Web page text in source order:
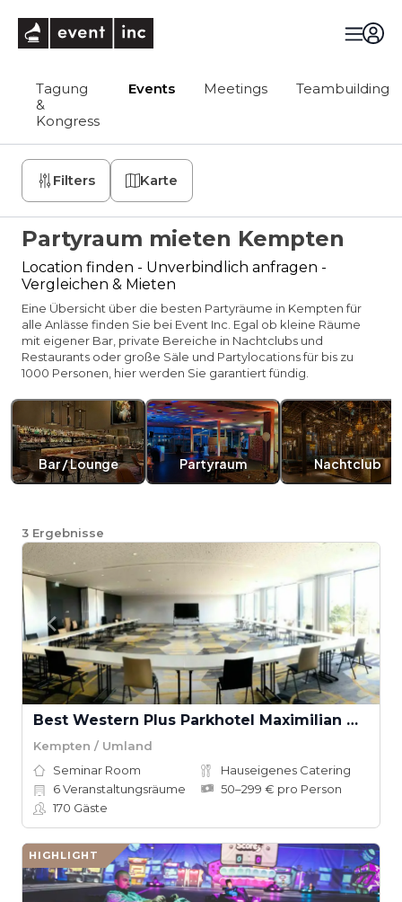
Tagung
&
Kongress
Events Meetings Teambuilding
Filters Karte
Partyraum mieten Kempten
Location finden - Unverbindlich anfragen -
Vergleichen & Mieten
Eine Übersicht über die besten Partyräume in Kempten für
alle Anlässe finden Sie bei Event Inc. Egal ob kleine Räume
mit eigener Bar, private Bereiche in Nachtclubs und
Restaurants oder große Säle und Partylocations für bis zu
1000 Personen, hier werden Sie garantiert fündig.
Bar / Lounge Partyraum Nachtclub
3 Ergebnisse
Best Western Plus Parkhotel Maximilian Ottobeuren
Kempten / Umland
Seminar Room
Hauseigenes Catering
6Veranstaltungsräume
50–299 € pro Person
170 Gäste
HIGHLIGHT